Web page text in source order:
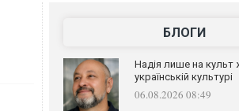
БЛОГИ
Надія лише на культ
українській культурі
06.08.2026 08:49